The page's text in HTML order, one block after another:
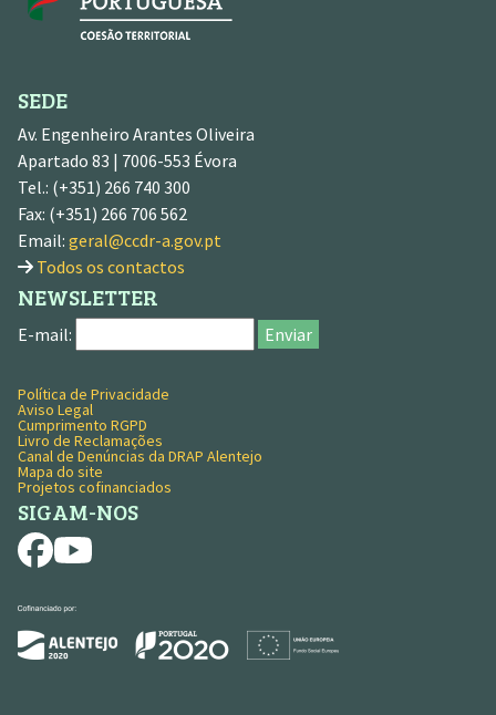
SEDE
Av. Engenheiro Arantes Oliveira
Apartado 83 | 7006-553 Évora
Tel.: (+351) 266 740 300
Fax: (+351) 266 706 562
Email: geral@ccdr-a.gov.pt
Todos os contactos
NEWSLETTER
E-mail: Enviar
MENU RODAPÉ
Política de Privacidade
Aviso Legal
Cumprimento RGPD
Livro de Reclamações
Canal de Denúncias da DRAP Alentejo
Mapa do site
Projetos cofinanciados
SIGAM-NOS